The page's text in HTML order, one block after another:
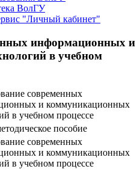
ВолГУ
"Личный кабинет"
информационных и
в учебном
современных
и коммуникационных
в учебном процессе
пособие
современных
и коммуникационных
в учебном процессе